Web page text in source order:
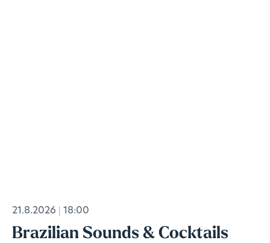
21.8.2026 18:00
Brazilian Sounds & Cocktails